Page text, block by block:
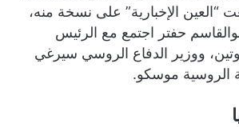
“العين الإخبارية” على نسخة منه،
حفتر اجتمع مع الرئيس
ووزير الدفاع الروسي سيرغي
الروسية موسكو.